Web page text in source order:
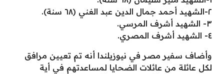
٢-الشهيد أحمد جمال الدين عبد الغني (٦٨ سنة).
٣- الشهيد أشرف المرسي.
٤- الشهيد أشرف المصري.
وأضاف سفير مصر في نيوزيلندا أنه تم تعيين مرافق
لكل عائلة من عائلات الضحايا لمساعدتهم في أية